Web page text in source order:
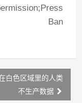
Ban
白色区域里的人类
不生产数据